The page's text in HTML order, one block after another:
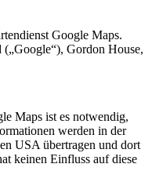
Google Maps.
Gordon House,
Maps ist es notwendig,
werden in der
USA übertragen und dort
keinen Einfluss auf diese